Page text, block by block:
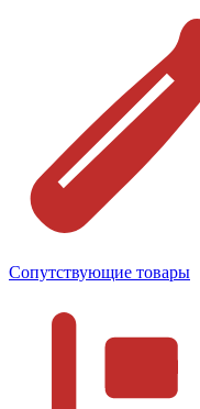
Сопутствующие товары